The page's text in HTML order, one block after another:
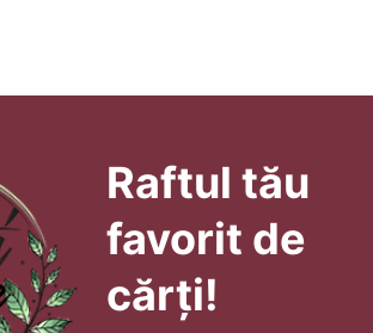
Raftul tău
favorit de
cărți!